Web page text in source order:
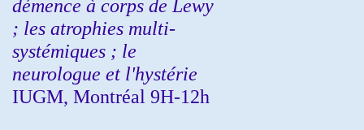
démence à corps de Lewy
; les atrophies multi-
systémiques ; le
neurologue et l'hystérie
IUGM, Montréal 9H-12h